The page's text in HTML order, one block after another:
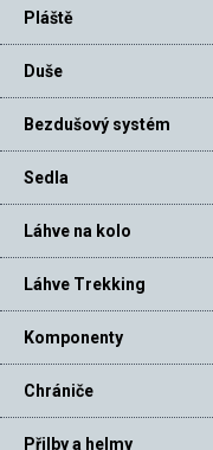
Pláště
Duše
Bezdušový systém
Sedla
Láhve na kolo
Láhve Trekking
Komponenty
Chrániče
Přilby a helmy